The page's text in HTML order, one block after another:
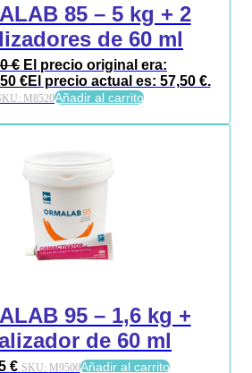
85 – 5 kg + 2
de 60 ml
€ El precio original era:
€El precio actual es: 57,50 €.
M8520Añadir al carrito
95 – 1,6 kg +
de 60 ml
€ SKU: M9500Añadir al carrito